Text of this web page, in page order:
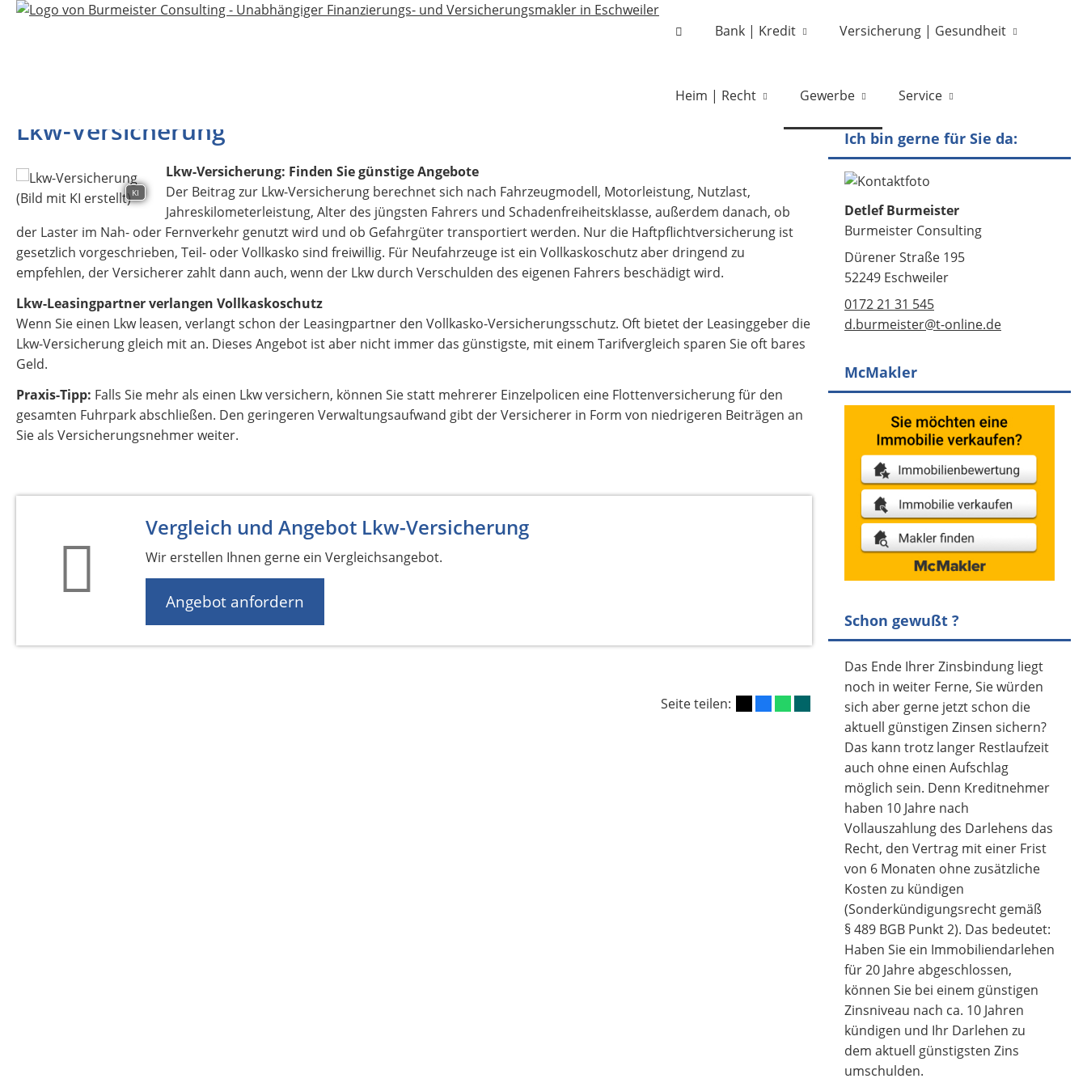
Bank | Kredit Versicherung | Gesundheit
Heim | Recht Gewerbe Service
Ich bin gerne für Sie da:
Detlef Burmeister
Burmeister Consulting
Dürener Straße 195
52249 Eschweiler
0172 21 31 545
d.burmeister@t-online.de
McMakler
Schon gewußt ?
Das Ende Ihrer Zinsbindung liegt
noch in weiter Ferne, Sie würden
sich aber gerne jetzt schon die
aktuell günstigen Zinsen sichern?
Das kann trotz langer Restlaufzeit
auch ohne einen Aufschlag
möglich sein. Denn Kreditnehmer
haben 10 Jahre nach
Vollauszahlung des Darlehens das
Recht, den Vertrag mit einer Frist
von 6 Monaten ohne zusätzliche
Kosten zu kündigen
(Sonderkündigungsrecht gemäß
§ 489 BGB Punkt 2). Das bedeutet:
Haben Sie ein Immobiliendarlehen
für 20 Jahre abgeschlossen,
können Sie bei einem günstigen
Zinsniveau nach ca. 10 Jahren
kündigen und Ihr Darlehen zu
dem aktuell günstigsten Zins
umschulden.
Lkw-Versicherung
KI
Lkw-Versicherung: Finden Sie günstige Angebote
Der Beitrag zur Lkw-Versicherung berechnet sich nach Fahrzeugmodell, Motorleistung, Nutzlast,
Jahreskilometerleistung, Alter des jüngsten Fahrers und Schadenfreiheitsklasse, außerdem danach, ob
der Laster im Nah- oder Fernverkehr genutzt wird und ob Gefahrgüter transportiert werden. Nur die Haftpflichtversicherung ist
gesetzlich vorgeschrieben, Teil- oder Vollkasko sind freiwillig. Für Neufahrzeuge ist ein Vollkaskoschutz aber dringend zu
empfehlen, der Versicherer zahlt dann auch, wenn der Lkw durch Verschulden des eigenen Fahrers beschädigt wird.
Lkw-Leasingpartner verlangen Vollkaskoschutz
Wenn Sie einen Lkw leasen, verlangt schon der Leasingpartner den Vollkasko-Versicherungsschutz. Oft bietet der Leasinggeber die
Lkw-Versicherung gleich mit an. Dieses Angebot ist aber nicht immer das günstigste, mit einem Tarifvergleich sparen Sie oft bares
Geld.
Praxis-Tipp: Falls Sie mehr als einen Lkw versichern, können Sie statt mehrerer Einzelpolicen eine Flottenversicherung für den
gesamten Fuhrpark abschließen. Den geringeren Verwaltungsaufwand gibt der Versicherer in Form von niedrigeren Beiträgen an
Sie als Versicherungsnehmer weiter.
Vergleich und Angebot Lkw-Versicherung
Wir erstellen Ihnen gerne ein Vergleichsangebot.
Angebot anfordern
Seite teilen: